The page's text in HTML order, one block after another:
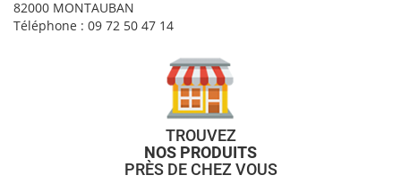
82000 MONTAUBAN
Téléphone : 09 72 50 47 14
TROUVEZ
NOS PRODUITS
PRÈS DE CHEZ VOUS